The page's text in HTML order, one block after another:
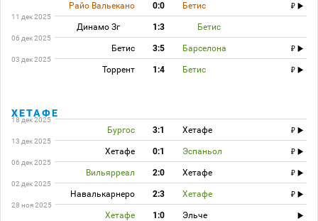
Райо Вальекано 0:0 Бетис
11 дек 2025
Динамо Зг 1:3 Бетис
06 дек 2025
Бетис 3:5 Барселона
03 дек 2025
Торрент 1:4 Бетис
ХЕТАФЕ
18 дек 2025
Бургос 3:1 Хетафе
13 дек 2025
Хетафе 0:1 Эспаньол
06 дек 2025
Вильярреал 2:0 Хетафе
02 дек 2025
Навалькарнеро 2:3 Хетафе
28 ноя 2025
Хетафе 1:0 Эльче